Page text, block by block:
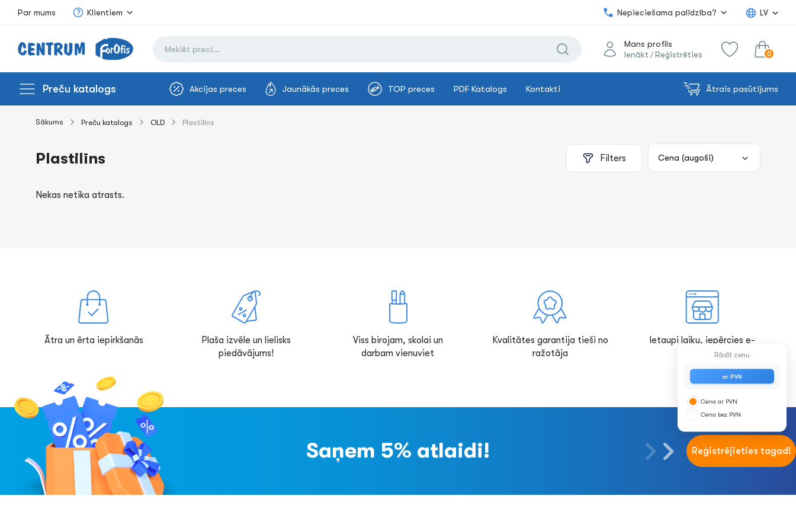
Par mums Klientiem Nepieciešama palīdzība? LV
Mans profils
Ienākt / Reģistrēties 0
Preču katalogs Akcijas preces Jaunākās preces TOP preces PDF Katalogs Kontakti Ātrais pasūtījums
Sākums Preču katalogs OLD Plastilīns
Plastilīns Filters
Nekas netika atrasts.
Rādīt cenu
ar PVN
Cena ar PVN
Cena bez PVN
Ātra un ērta iepirkšanās
Plaša izvēle un lielisks
piedāvājums!
Viss birojam, skolai un
darbam vienuviet
Kvalitātes garantija tieši no
ražotāja
Ietaupi laiku, iepērcies e-
veikalā!
Saņem 5% atlaidi! Reģistrējieties tagad!